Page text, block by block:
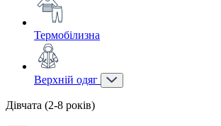
Термобілизна
Верхній одяг
Дівчата (2-8 років)